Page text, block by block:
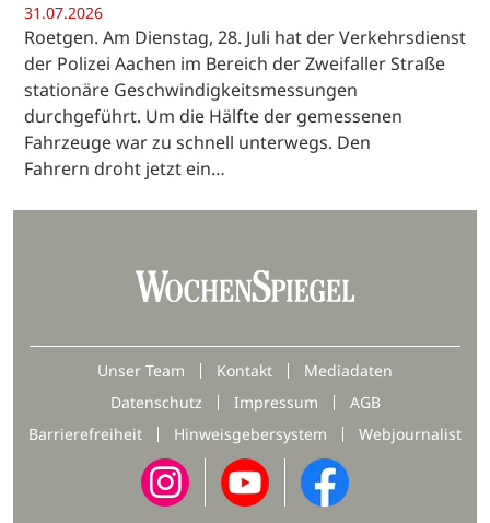
31.07.2026
Roetgen. Am Dienstag, 28. Juli hat der Verkehrsdienst
der Polizei Aachen im Bereich der Zweifaller Straße
stationäre Geschwindigkeitsmessungen
durchgeführt. Um die Hälfte der gemessenen
Fahrzeuge war zu schnell unterwegs. Den
Fahrern droht jetzt ein…
Unser Team Kontakt
Mediadaten
Datenschutz
Impressum
AGB
Barrierefreiheit
Hinweisgebersystem Webjournalist